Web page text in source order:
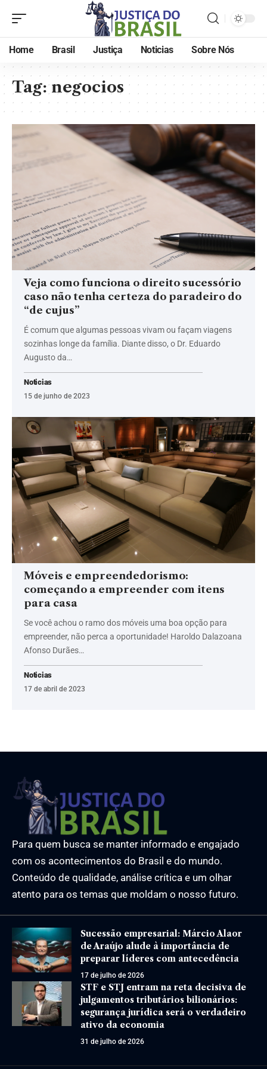
Home Brasil Justiça Noticias Sobre Nós
Tag:negocios
Veja como funciona o direito sucessório
caso não tenha certeza do paradeiro do
“de cujus”
É comum que algumas pessoas vivam ou façam viagens
sozinhas longe da família. Diante disso, o Dr. Eduardo
Augusto da…
Noticias
15 de junho de 2023
Móveis e empreendedorismo:
começando a empreender com itens
para casa
Se você achou o ramo dos móveis uma boa opção para
empreender, não perca a oportunidade! Haroldo Dalazoana
Afonso Durães…
Noticias
17 de abril de 2023
Para quem busca se manter informado e engajado
com os acontecimentos do Brasil e do mundo.
Conteúdo de qualidade, análise crítica e um olhar
atento para os temas que moldam o nosso futuro.
Sucessão empresarial: Márcio Alaor
de Araújo alude à importância de
preparar líderes com antecedência
17 de julho de 2026
STF e STJ entram na reta decisiva de
julgamentos tributários bilionários:
segurança jurídica será o verdadeiro
ativo da economia
31 de julho de 2026